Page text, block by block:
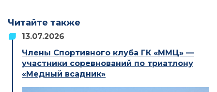
Читайте также
13.07.2026
Члены Спортивного клуба ГК «ММЦ» —
участники соревнований по триатлону
«Медный всадник»